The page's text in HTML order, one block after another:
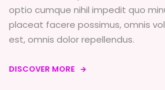
optio cumque nihil impedit quo
placeat facere possimus, omnis
est, omnis dolor repellendus.
DISCOVER MORE 